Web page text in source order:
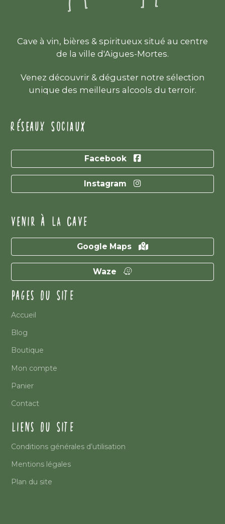
Cave à vin, bières & spiritueux situé au centre
de la ville d'Aigues-Mortes.
Venez découvrir & déguster notre sélection
unique des meilleurs alcools du terroir.
RÉSEAUX SOCIAUX
Facebook
Instagram
VENIR À LA CAVE
Google Maps
Waze
PAGES DU SITE
Accueil
Blog
Boutique
Mon compte
Panier
Contact
LIENS DU SITE
Conditions générales d’utilisation
Mentions légales
Plan du site